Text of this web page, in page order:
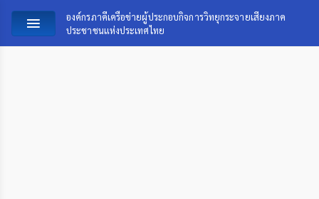
องค์กรภาคีเครือข่ายผู้ประกอบกิจการวิทยุกระจายเสียงภาค
ประชาชนแห่งประเทศไทย